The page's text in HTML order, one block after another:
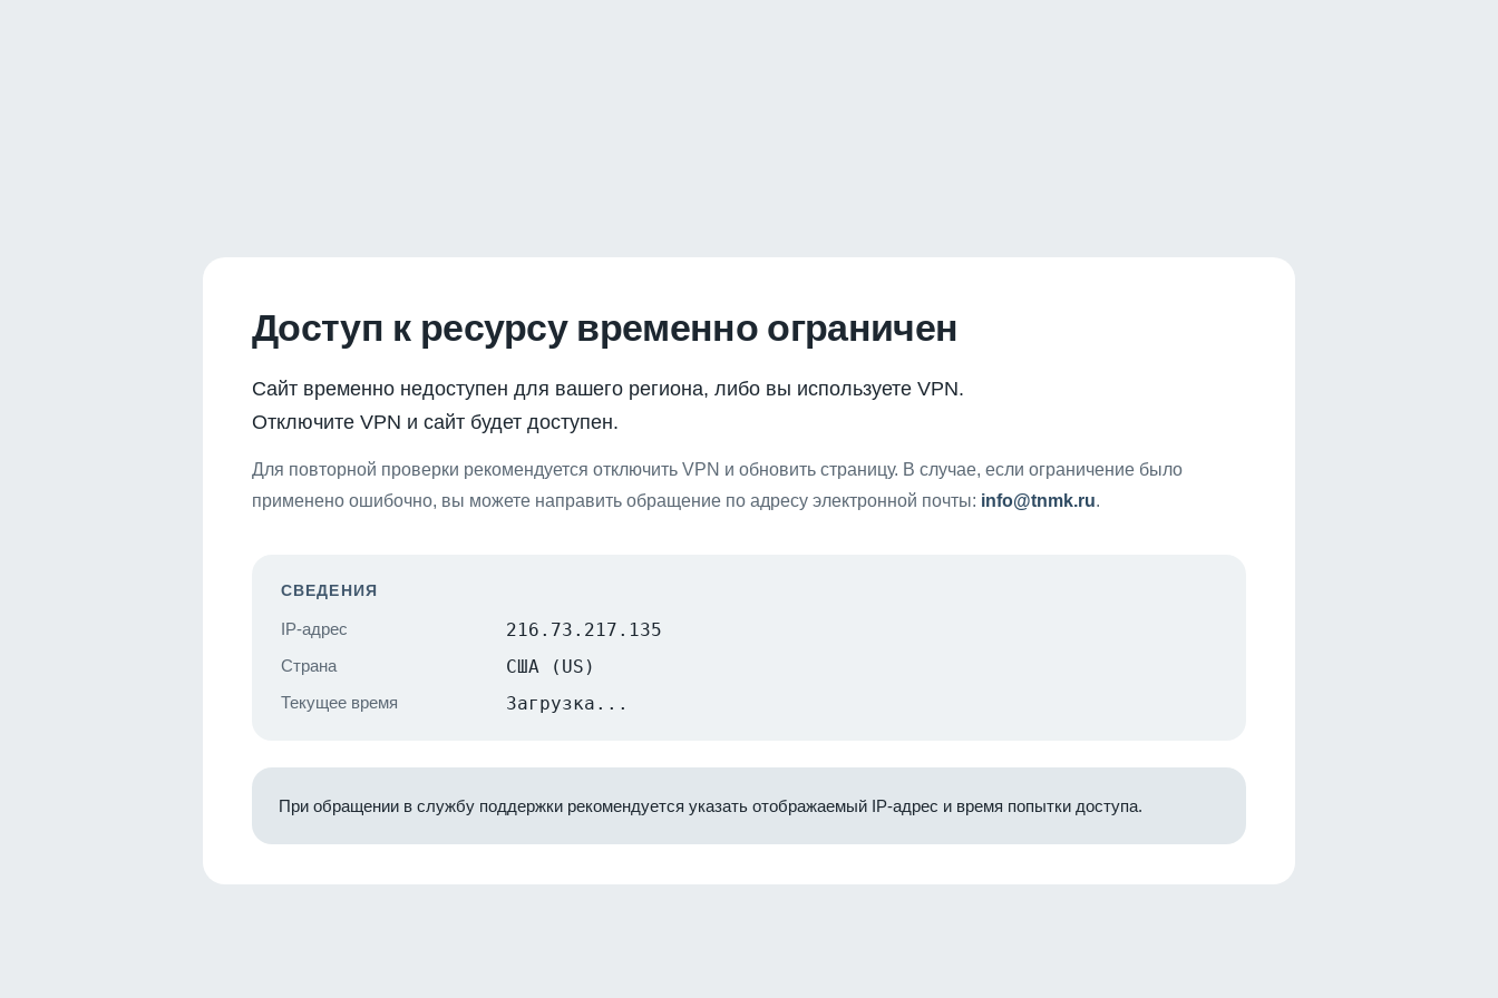
Доступ к ресурсу временно ограничен
Сайт временно недоступен для вашего региона, либо вы используете VPN.
Отключите VPN и сайт будет доступен.
Для повторной проверки рекомендуется отключить VPN и обновить страницу. В случае, если ограничение было
применено ошибочно, вы можете направить обращение по адресу электронной почты: info@tnmk.ru.
СВЕДЕНИЯ
IP-адрес 216.73.217.135
Страна США (US)
Текущее время Загрузка...
При обращении в службу поддержки рекомендуется указать отображаемый IP-адрес и время попытки доступа.